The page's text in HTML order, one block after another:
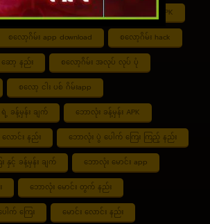
ငါး ပစ် ဂိမ်း ပိုက်ဆံ ရ စလော့ဂိမ်း APK
စလော့ဂိမ်း app download စလော့ဂိမ်း hack
ော့ နည်း စလော့ဂိမ်း အလုပ် လုပ် ပုံ
စလော့ ငါး ပစ် ဂိမ်းapp
ရဲ့ ခန့်မှန်း ချက် ဘောလုံး ခန့်မှန်း APK
ောင်း နည်း ဘောလုံး ပွဲ ပေါက် ကြေး ကြည့် နည်း
နှင့် ခန့်မှန်း ချက် ဘောလုံး မောင်း app
ဘောလုံး မောင်း တွက် နည်း
ါက် ကြေး မောင်း လောင်း နည်း